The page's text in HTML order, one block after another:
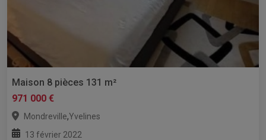
Maison 8 pièces 131 m²
971 000 €
Mondreville,Yvelines
13 février 2022